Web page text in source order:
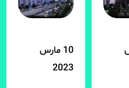
10 مارس
2023